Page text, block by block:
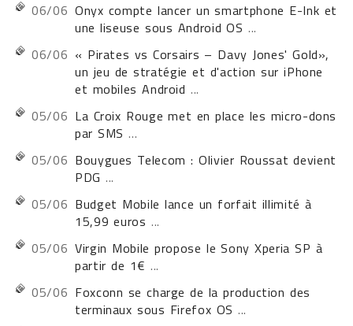
06/06 Onyx compte lancer un smartphone E-Ink et
une liseuse sous Android OS ...
06/06 « Pirates vs Corsairs – Davy Jones' Gold»,
un jeu de stratégie et d'action sur iPhone
et mobiles Android ...
05/06 La Croix Rouge met en place les micro-dons
par SMS ...
05/06 Bouygues Telecom : Olivier Roussat devient
PDG ...
05/06 Budget Mobile lance un forfait illimité à
15,99 euros ...
05/06 Virgin Mobile propose le Sony Xperia SP à
partir de 1€ ...
05/06 Foxconn se charge de la production des
terminaux sous Firefox OS ...